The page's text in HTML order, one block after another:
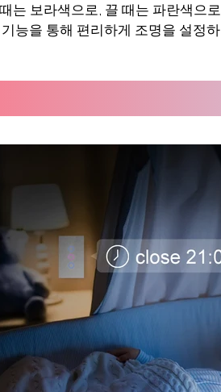
는 보라색으로, 끌 때는 파란색으
능을 통해 편리하게 조명을 설정